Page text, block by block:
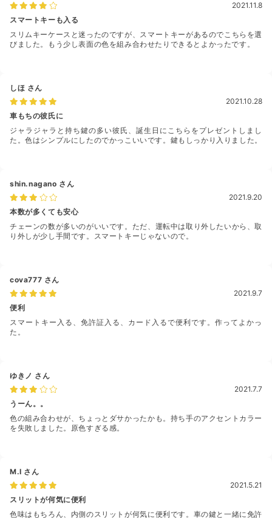
2021.11.8
スマートキーも入る
スリムキーケースと迷ったのですが、スマートキーがあるのでこちらを選
びました。もう少し表面の色を組み合わせたりできるとよかったです。
しほ さん
2021.10.28
車もちの彼氏に
ジャラジャラと持ち鍵の多い彼氏、誕生日にこちらをプレゼントしまし
た。色はシンプルにしたのでかっこいいです。鍵もしっかり入りました。
shin.nagano さん
2021.9.20
本数が多くても安心
チェーンの数が多いのがいいです。ただ、運転中は取り外したいから、取
り外しが少し手間です。スマートキーじゃないので。
cova777 さん
2021.9.7
便利
スマートキー入る、免許証入る、カード入るで便利です。作ってよかっ
た。
ゆきノ さん
2021.7.7
うーん。。
色の組み合わせが、ちょっとダサかったかも。持ち手のアクセントカラー
を失敗しました。原色すぎる感。
M.I さん
2021.5.21
スリットが何気に便利
色味はもちろん、内側のスリットが何気に便利です。車の鍵と一緒に免許